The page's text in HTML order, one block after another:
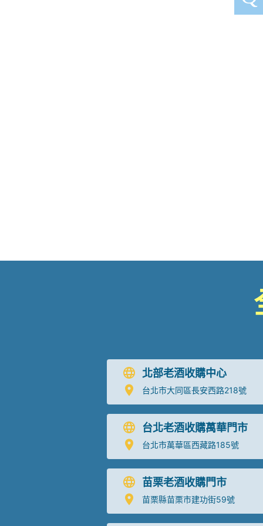
北部老酒收購中心
台北市大同區長安西路218號
台北老酒收購萬華門市
台北市萬華區西藏路185號
苗栗老酒收購門市
苗栗縣苗栗市建功街59號